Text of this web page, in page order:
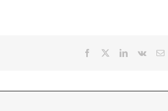
Facebook LinkedIn
Vk
E-